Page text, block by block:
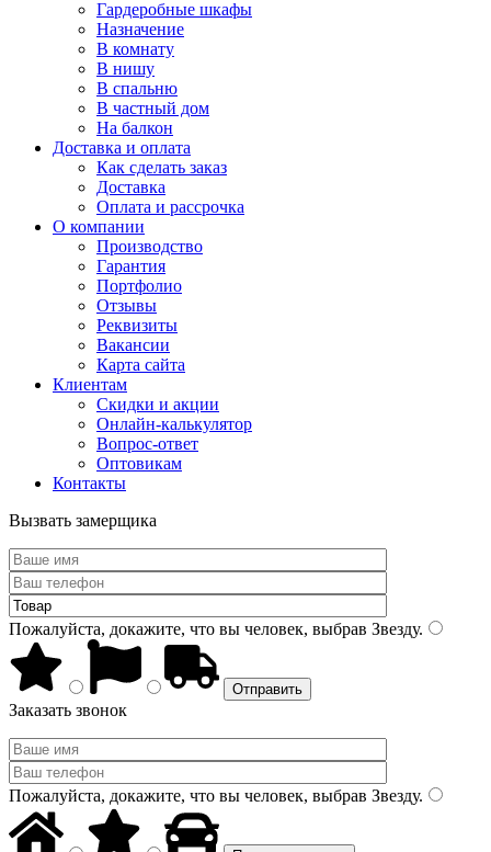
Гардеробные шкафы
Назначение
В комнату
В нишу
В спальню
В частный дом
На балкон
Доставка и оплата
Как сделать заказ
Доставка
Оплата и рассрочка
О компании
Производство
Гарантия
Портфолио
Отзывы
Реквизиты
Вакансии
Карта сайта
Клиентам
Скидки и акции
Онлайн-калькулятор
Вопрос-ответ
Оптовикам
Контакты
Вызвать замерщика
Пожалуйста, докажите, что вы человек, выбрав Звезду.
Заказать звонок
Пожалуйста, докажите, что вы человек, выбрав Звезду.